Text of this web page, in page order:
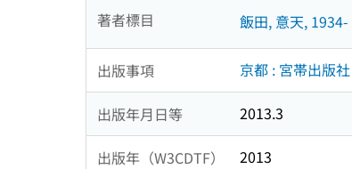
著者標目 飯田, 意天, 1934-
出版事項 京都 : 宮帯出版社
出版年月日等 2013.3
出版年（W3CDTF） 2013